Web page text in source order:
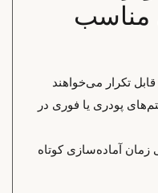
تکرار می‌خواهند
پودری یا فوری در
آماده‌سازی کوتاه